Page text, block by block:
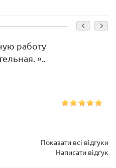
работу
»..
Показати всі відгуки
Написати відгук